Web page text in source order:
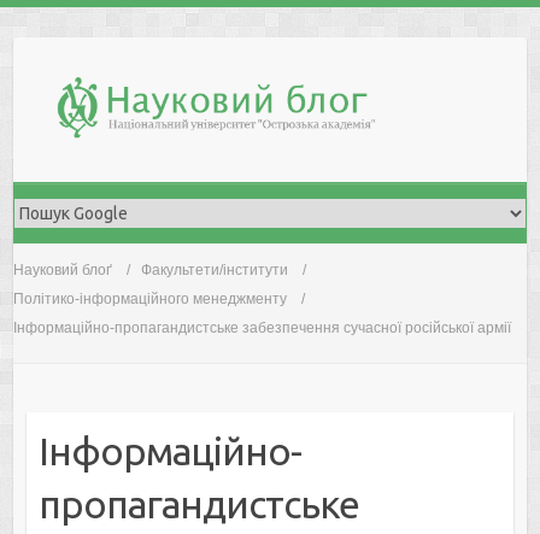
Науковий блоґ
Факультети/інститути
Політико-інформаційного менеджменту
Інформаційно-пропагандистське забезпечення сучасної російської армії
Інформаційно-
пропагандистське